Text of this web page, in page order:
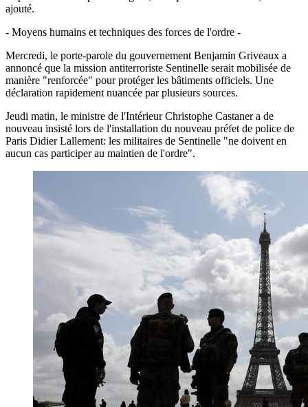
ajouté.
- Moyens humains et techniques des forces de l'ordre -
Mercredi, le porte-parole du gouvernement Benjamin Griveaux a
annoncé que la mission antiterroriste Sentinelle serait mobilisée de
manière "renforcée" pour protéger les bâtiments officiels. Une
déclaration rapidement nuancée par plusieurs sources.
Jeudi matin, le ministre de l'Intérieur Christophe Castaner a de
nouveau insisté lors de l'installation du nouveau préfet de police de
Paris Didier Lallement: les militaires de Sentinelle "ne doivent en
aucun cas participer au maintien de l'ordre".